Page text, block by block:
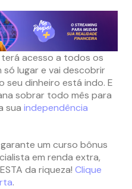
acesso a todos os
só lugar e vai descobrir
dinheiro está indo. E
sobrar todo mês para
sua independência
um curso bônus
em renda extra,
da riqueza! Clique
.